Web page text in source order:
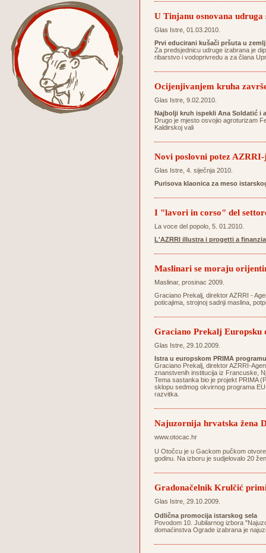
U Tinjanu osnovana
Glas Istre, 01.03.2010.
Prvi educirani kušači pršuta u
Za predsjednicu udruge izabrana je
ribarstvo i vodoprivredu a za člana
Ocijenjivanjem kruha
Glas Istre, 9.02.2010.
Najbolji kruh ispekli Ana Soldatić i
Drugo je mjesto osvojio agroturizam
Kaldirskoj vali
Novi poslovni potez
Glas Istre, 4. siječnja 2010.
Purisova klaonica za meso
I "lavori in corso" del
La voce del popolo, 5. 01.2010.
L'AZRRI illustra i progetti a
Maslinari se moraju
Maslinar, prosinac 2009.
Graciano Prekalj, direktor AZRRI -
poticajima, strojnoj sadnji maslina,
Graciano Prekalj Europsku
Glas Istre, 29.10.2009.
Istra u europskom PRIMA programu
Graciano Prekalj, direktor AZRRI-
znanstvenih institucija iz Francuske,
Tema sastanka bio je projekt PRIMA
sklopu sedmog okvirnog programa
razvitka.
Najuzornija hrvatska žena
www.otocac.hr
U Otočcu je u Gackom pučkom
godinu. Na izboru je sudjelovalo 20
Gradonačelnik Krulčić
Glas Istre, 29.10.2009.
Odlična promocija istarskog sela
Povodom 10. Jubilarnog izbora
domaćinstva Ograde izabrana je